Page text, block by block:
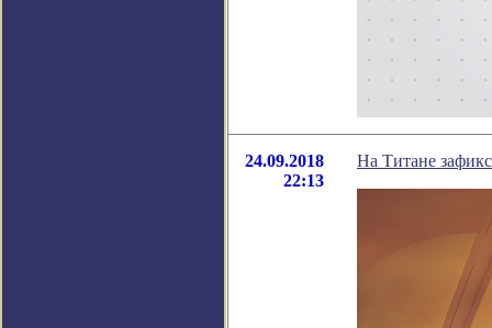
24.09.2018
22:13
На Титане